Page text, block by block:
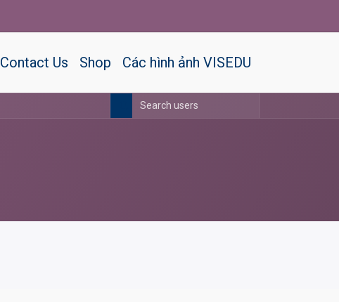
Contact Us Shop Các hình ảnh VISEDU